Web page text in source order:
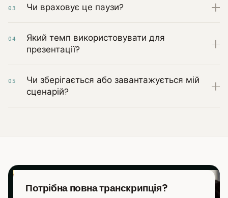
03 Чи враховує це паузи?
04
Який темп використовувати для
презентації?
05
Чи зберігається або завантажується мій
сценарій?
Потрібна повна транскрипція?